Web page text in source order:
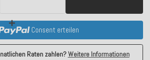
Consent erteilen
Raten zahlen?Weitere Informationen